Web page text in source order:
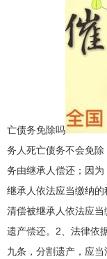
亡债务免除吗
务人死亡债务不会免
务由继承人偿还；因
继承人依法应当缴纳
清偿被继承人依法应
遗产偿还。2、法律依
九条，分割遗产，应